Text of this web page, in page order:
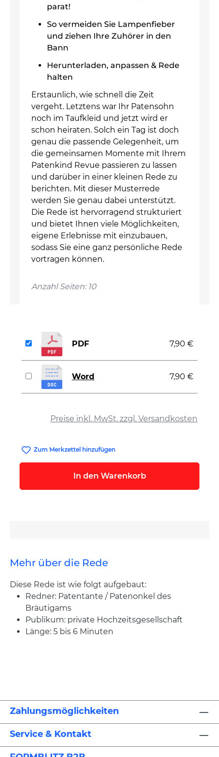
parat!
So vermeiden Sie Lampenfieber
und ziehen Ihre Zuhörer in den
Bann
Herunterladen, anpassen & Rede
halten
Erstaunlich, wie schnell die Zeit
vergeht. Letztens war Ihr Patensohn
noch im Taufkleid und jetzt wird er
schon heiraten. Solch ein Tag ist doch
genau die passende Gelegenheit, um
die gemeinsamen Momente mit Ihrem
Patenkind Revue passieren zu lassen
und darüber in einer kleinen Rede zu
berichten. Mit dieser Musterrede
werden Sie genau dabei unterstützt.
Die Rede ist hervorragend strukturiert
und bietet Ihnen viele Möglichkeiten,
eigene Erlebnisse mit einzubauen,
sodass Sie eine ganz persönliche Rede
vortragen können.
Anzahl Seiten: 10
Preise inkl. MwSt. zzgl. Versandkosten
PDF 7,90 €
Word 7,90 €
Zum Merkzettel hinzufügen
In den Warenkorb
Mehr über die Rede
Diese Rede ist wie folgt aufgebaut:
Redner: Patentante / Patenonkel des
Bräutigams
Publikum: private Hochzeitsgesellschaft
Länge: 5 bis 6 Minuten
Zahlungsmöglichkeiten
Service & Kontakt